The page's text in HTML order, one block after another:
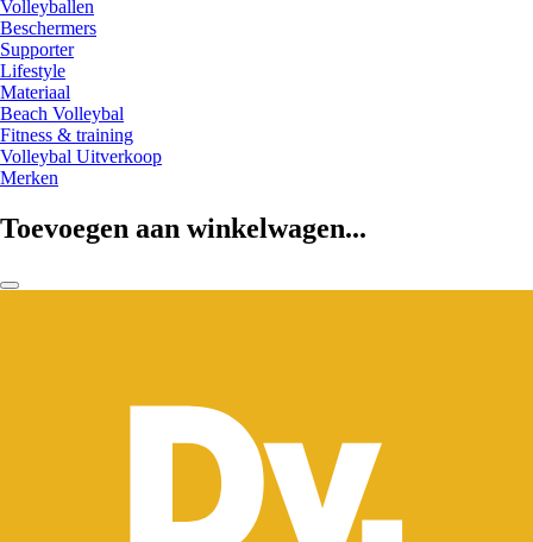
Volleyballen
Beschermers
Supporter
Lifestyle
Materiaal
Beach Volleybal
Fitness & training
Volleybal Uitverkoop
Merken
Toevoegen aan winkelwagen...